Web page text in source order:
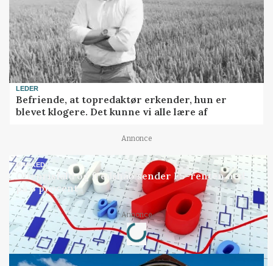
LEDER
Befriende, at topredaktør erkender, hun er
blevet klogere. Det kunne vi alle lære af
Annonce
MARKED
Olieprisfald og fredshåb sender F5-renten ned
på 3 procent
Annonce
Loading...